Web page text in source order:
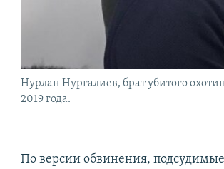
Нурлан Нургалиев, брат убитого
2019 года.
По версии обвинения,